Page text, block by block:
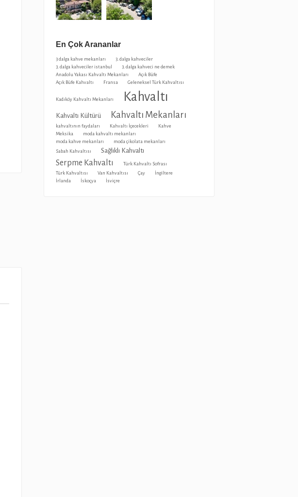
En Çok Arananlar
3 dalga kahve mekanları
3. dalga kahveciler
3. dalga kahveciler istanbul
3. dalga kahveci ne demek
Anadolu Yakası Kahvaltı Mekanları
Açık Büfe
Açık Büfe Kahvaltı
Fransa Geleneksel Türk Kahvaltısı
Kadıköy Kahvaltı Mekanları Kahvaltı
Kahvaltı Kültürü Kahvaltı Mekanları
kahvaltının faydaları Kahvaltı İçecekleri
Kahve
Meksika
moda kahvaltı mekanları
moda kahve mekanları
moda çikolata mekanları
Sabah Kahvaltısı
Sağlıklı Kahvaltı
Serpme Kahvaltı
Türk Kahvaltı Sofrası
Türk Kahvaltısı
Van Kahvaltısı Çay
İngiltere
İrlanda
İskoçya İsviçre